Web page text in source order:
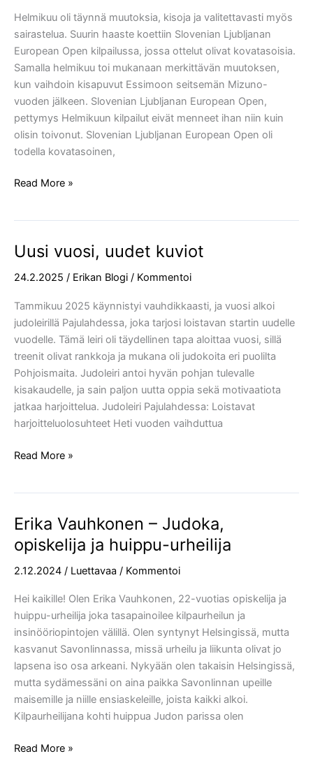
Helmikuu oli täynnä muutoksia, kisoja ja valitettavasti myös
sairastelua. Suurin haaste koettiin Slovenian Ljubljanan
European Open kilpailussa, jossa ottelut olivat kovatasoisia.
Samalla helmikuu toi mukanaan merkittävän muutoksen,
kun vaihdoin kisapuvut Essimoon seitsemän Mizuno-
vuoden jälkeen. Slovenian Ljubljanan European Open,
pettymys Helmikuun kilpailut eivät menneet ihan niin kuin
olisin toivonut. Slovenian Ljubljanan European Open oli
todella kovatasoinen,
ja
uudet
puvut
Read More »
Uusi vuosi, uudet kuviot
24.2.2025 / Erikan Blogi / Kommentoi
Tammikuu 2025 käynnistyi vauhdikkaasti, ja vuosi alkoi
judoleirillä Pajulahdessa, joka tarjosi loistavan startin uudelle
vuodelle. Tämä leiri oli täydellinen tapa aloittaa vuosi, sillä
treenit olivat rankkoja ja mukana oli judokoita eri puolilta
Pohjoismaita. Judoleiri antoi hyvän pohjan tulevalle
kisakaudelle, ja sain paljon uutta oppia sekä motivaatiota
jatkaa harjoittelua. Judoleiri Pajulahdessa: Loistavat
harjoitteluolosuhteet Heti vuoden vaihduttua
Uusi
uudet
kuviot
Read More »
Erika Vauhkonen – Judoka,
opiskelija ja huippu-urheilija
2.12.2024 / Luettavaa / Kommentoi
Hei kaikille! Olen Erika Vauhkonen, 22-vuotias opiskelija ja
huippu-urheilija joka tasapainoilee kilpaurheilun ja
insinööriopintojen välillä. Olen syntynyt Helsingissä, mutta
kasvanut Savonlinnassa, missä urheilu ja liikunta olivat jo
lapsena iso osa arkeani. Nykyään olen takaisin Helsingissä,
mutta sydämessäni on aina paikka Savonlinnan upeille
maisemille ja niille ensiaskeleille, joista kaikki alkoi.
Kilpaurheilijana kohti huippua Judon parissa olen
Erika
Vauhkonen
–
Judoka,
ja
huippu-
urheilija
Read More »